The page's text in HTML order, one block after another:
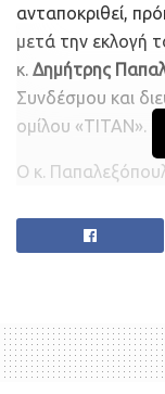
ανταποκριθεί,
μετά την εκλογή
κ. Δημήτρης
Συνδέσμου και
ομίλου «ΤΙΤΑΝ».
Ο κ.
κατά την
μιλήσει για την
προχωρήσουμε
μεταρρυθμίσεις,